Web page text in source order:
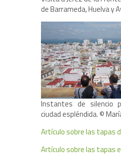
de Barrameda, Huelva y
Instantes de silencio
ciudad espléndida. ©
Artículo sobre las tapas
Artículo sobre las tapas